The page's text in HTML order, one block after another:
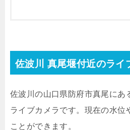
佐波川 真尾堰付近のライ
佐波川の山口県防府市真尾にあ
ライブカメラです。現在の水位
ことができます。